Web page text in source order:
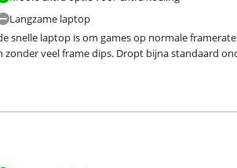
Langzame laptop
snelle laptop is om games op normale
veel frame dips. Dropt bijna standaard